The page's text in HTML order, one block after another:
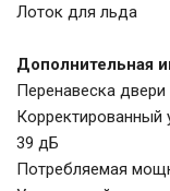
Лоток для льда
Дополнительная
Перенавеска двери
Корректированный
39 дБ
Потребляемая